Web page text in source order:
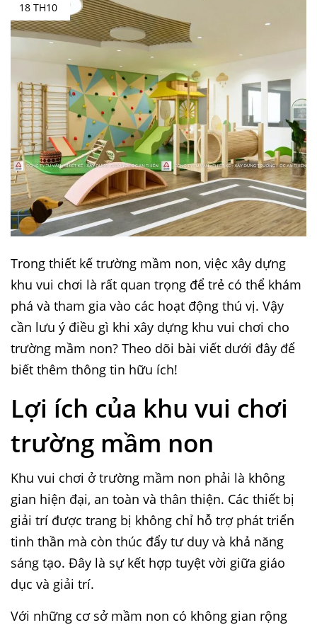
18 TH10
Trong thiết kế trường mầm non, việc xây dựng
khu vui chơi là rất quan trọng để trẻ có thể khám
phá và tham gia vào các hoạt động thú vị. Vậy
cần lưu ý điều gì khi xây dựng khu vui chơi cho
trường mầm non? Theo dõi bài viết dưới đây để
biết thêm thông tin hữu ích!
Lợi ích của khu vui chơi
trường mầm non
Khu vui chơi ở trường mầm non phải là không
gian hiện đại, an toàn và thân thiện. Các thiết bị
giải trí được trang bị không chỉ hỗ trợ phát triển
tinh thần mà còn thúc đẩy tư duy và khả năng
sáng tạo. Đây là sự kết hợp tuyệt vời giữa giáo
dục và giải trí.
Với những cơ sở mầm non có không gian rộng